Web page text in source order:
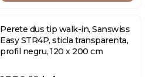
Perete dus tip walk-in, Sanswiss
Easy STR4P, sticla transparenta,
profil negru, 120 x 200 cm